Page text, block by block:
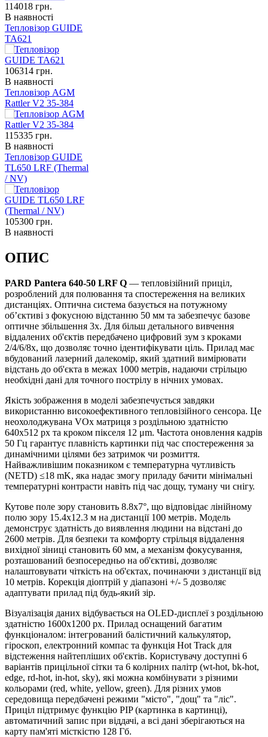
114018 грн.
В наявності
Тепловізор GUIDE
TA621
106314 грн.
В наявності
Тепловізор AGM
Rattler V2 35-384
115335 грн.
В наявності
Тепловізор GUIDE
TL650 LRF (Thermal
/ NV)
105300 грн.
В наявності
ОПИС
PARD Pantera 640-50 LRF Q — тепловізійний приціл,
розроблений для полювання та спостереження на великих
дистанціях. Оптична система базується на потужному
об’єктиві з фокусною відстанню 50 мм та забезпечує базове
оптичне збільшення 3x. Для більш детального вивчення
віддалених об'єктів передбачено цифровий зум з кроками
2/4/6/8x, що дозволяє точно ідентифікувати ціль. Прилад має
вбудований лазерний далекомір, який здатний вимірювати
відстань до об'єкта в межах 1000 метрів, надаючи стрільцю
необхідні дані для точного пострілу в нічних умовах.
Якість зображення в моделі забезпечується завдяки
використанню високоефективного тепловізійного сенсора. Це
неохолоджувана VOx матриця з роздільною здатністю
640x512 px та кроком пікселя 12 μm. Частота оновлення кадрів
50 Гц гарантує плавність картинки під час спостереження за
динамічними цілями без затримок чи розмиття.
Найважливішим показником є температурна чутливість
(NETD) ≤18 mK, яка надає змогу приладу бачити мінімальні
температурні контрасти навіть під час дощу, туману чи снігу.
Кутове поле зору становить 8.8x7°, що відповідає лінійному
полю зору 15.4x12.3 м на дистанції 100 метрів. Модель
демонструє здатність до виявлення людини на відстані до
2600 метрів. Для безпеки та комфорту стрільця віддалення
вихідної зіниці становить 60 мм, а механізм фокусування,
розташований безпосередньо на об'єктиві, дозволяє
налаштовувати чіткість на об'єктах, починаючи з дистанції від
10 метрів. Корекція діоптрій у діапазоні +/- 5 дозволяє
адаптувати прилад під будь-який зір.
Візуалізація даних відбувається на OLED-дисплеї з роздільною
здатністю 1600x1200 px. Прилад оснащений багатим
функціоналом: інтегрований балістичний калькулятор,
гіроскоп, електронний компас та функція Hot Track для
відстеження найтепліших об'єктів. Користувачу доступні 6
варіантів прицільної сітки та 6 колірних палітр (wt-hot, bk-hot,
edge, rd-hot, in-hot, sky), які можна комбінувати з різними
кольорами (red, white, yellow, green). Для різних умов
середовища передбачені режими "місто", "дощ" та "ліс".
Приціл підтримує функцію PIP (картинка в картинці),
автоматичний запис при віддачі, а всі дані зберігаються на
карту пам'яті місткістю 128 Гб.